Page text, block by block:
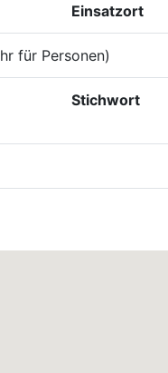
Einsatzort
für Personen)
Stichwort